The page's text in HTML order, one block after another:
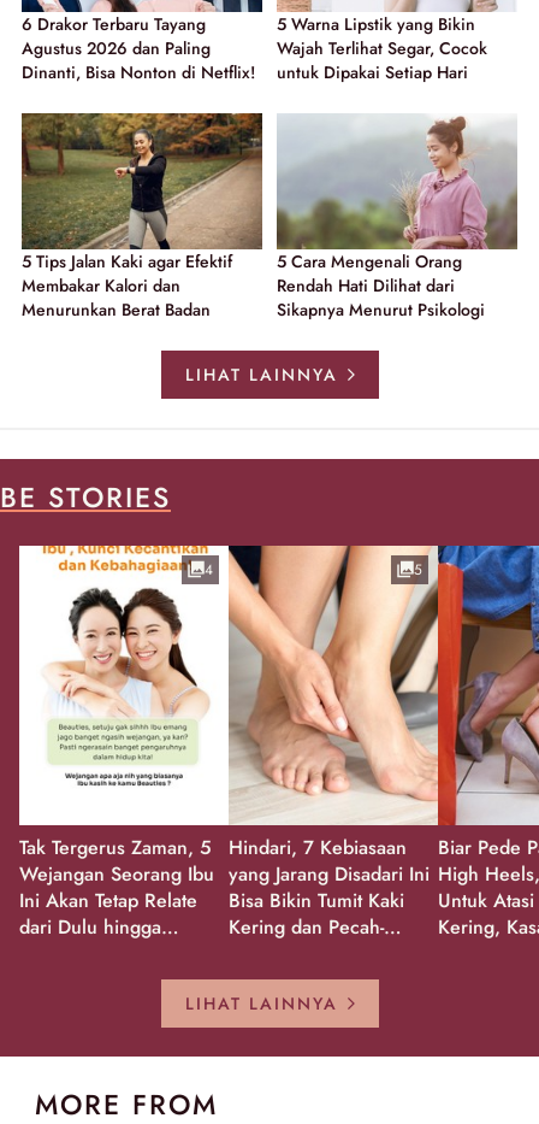
6 Drakor Terbaru Tayang
Agustus 2026 dan Paling
Dinanti, Bisa Nonton di Netflix!
5 Warna Lipstik yang Bikin
Wajah Terlihat Segar, Cocok
untuk Dipakai Setiap Hari
5 Tips Jalan Kaki agar Efektif
Membakar Kalori dan
Menurunkan Berat Badan
5 Cara Mengenali Orang
Rendah Hati Dilihat dari
Sikapnya Menurut Psikologi
LIHAT LAINNYA
BE STORIES
Tak Tergerus Zaman, 5
Wejangan Seorang Ibu
Ini Akan Tetap Relate
dari Dulu hingga
4
Hindari, 7 Kebiasaan
yang Jarang Disadari Ini
Bisa Bikin Tumit Kaki
Kering dan Pecah-
5
Biar Pede
High
Untuk
Kering,
LIHAT LAINNYA
MORE FROM